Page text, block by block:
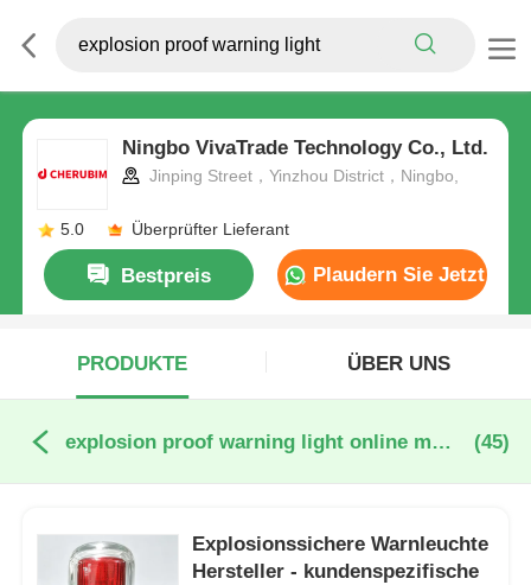
Ningbo VivaTrade Technology Co., Ltd.
Jinping Street，Yinzhou District，Ningbo,
5.0 Überprüfter Lieferant
Bestpreis Plaudern Sie Jetzt
PRODUKTE ÜBER UNS
explosion proof warning light online manufacture (45)
Explosionssichere Warnleuchte
Hersteller - kundenspezifische